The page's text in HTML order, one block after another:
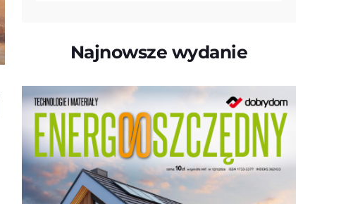
Najnowsze wydanie